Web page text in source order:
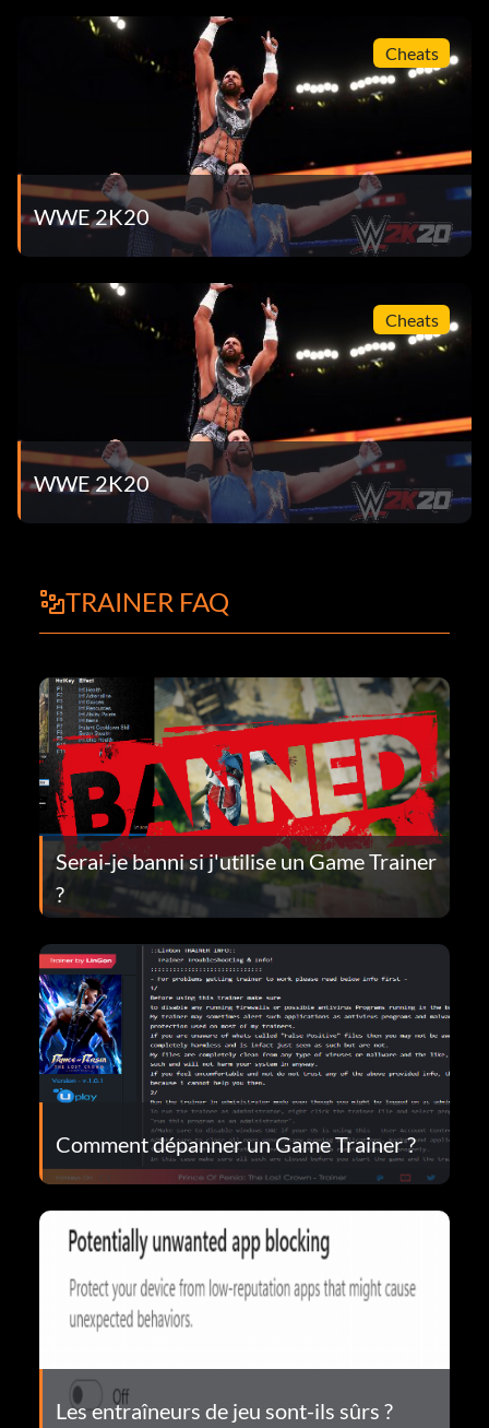
Cheats
WWE 2K20
Cheats
WWE 2K20
TRAINER FAQ
Serai-je banni si j'utilise un Game Trainer
?
Comment dépanner un Game Trainer ?
Les entraîneurs de jeu sont-ils sûrs ?